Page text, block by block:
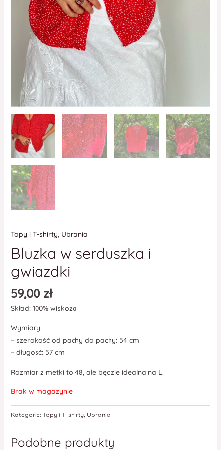
Topy i T-shirty, Ubrania
Bluzka w serduszka i
gwiazdki
59,00 zł
Skład: 100% wiskoza
Wymiary:
– szerokość od pachy do pachy: 54 cm
– długość: 57 cm
Rozmiar z metki to 48, ale będzie idealna na L.
Brak w magazynie
Kategorie: Topy i T-shirty, Ubrania
Podobne produkty